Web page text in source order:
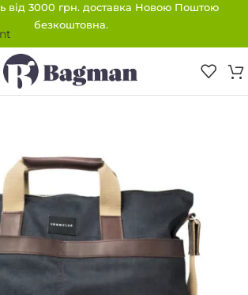
від 3000 грн. доставка Новою Поштою
безкоштовна.